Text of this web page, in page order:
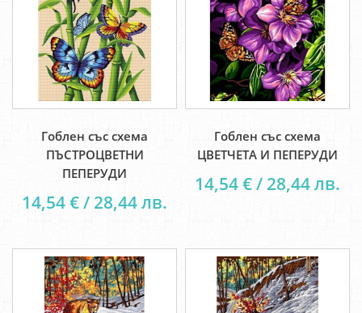
Гоблен със схема
ПЪСТРОЦВЕТНИ
ПЕПЕРУДИ
14,54 € / 28,44 лв.
Гоблен със схема
ЦВЕТЧЕТА И ПЕПЕРУДИ
14,54 € / 28,44 лв.